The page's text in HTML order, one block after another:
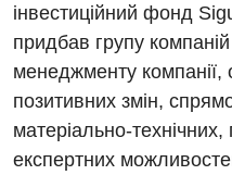
Дитяча урологія
Дитяча хірургія
Педіатрія
інвестиційний фонд
придбав групу
менеджменту компанії,
позитивних змін,
матеріально-
експертних